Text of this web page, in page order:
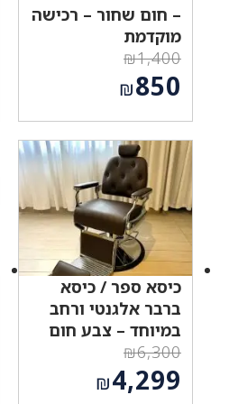
– חום שחור – רכישה
מוקדמת
₪1,400
המחיר
המקורי
היה:
₪1,400.
₪850
הוא:
₪850.
כיסא ספר / כיסא
ברבר אלגנטי ורחב
במיוחד – צבע חום
₪6,300
המחיר
המקורי
₪4,299